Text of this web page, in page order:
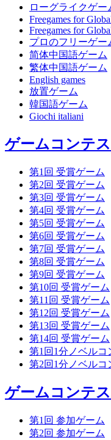
ローグライクゲー
Freegames for
Freegames for
プロのフリーゲー
简体中国語ゲーム
繁体中国語ゲーム
English games
放置ゲーム
韓国語ゲーム
Giochi italiani
ゲームコンテ
第1回 受賞ゲーム
第2回 受賞ゲーム
第3回 受賞ゲーム
第4回 受賞ゲーム
第5回 受賞ゲーム
第6回 受賞ゲーム
第7回 受賞ゲーム
第8回 受賞ゲーム
第9回 受賞ゲーム
第10回 受賞ゲーム
第11回 受賞ゲーム
第12回 受賞ゲーム
第13回 受賞ゲーム
第14回 受賞ゲーム
第1回1分ノベルコ
第2回1分ノベルコ
ゲームコンテ
第1回 参加ゲーム
第2回 参加ゲーム